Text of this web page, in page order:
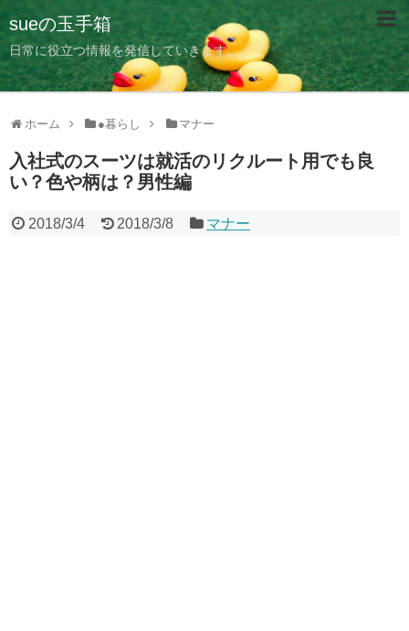
sueの玉手箱
日常に役立つ情報を発信していきます。
ホーム ●暮らし マナー
入社式のスーツは就活のリクルート用でも良
い？色や柄は？男性編
2018/3/4 2018/3/8 マナー